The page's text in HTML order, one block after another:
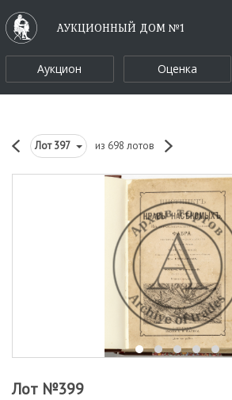
АУКЦИОННЫЙ ДОМ №1
Аукцион Оценка
Лот397 из 698 лотов
Лот №399